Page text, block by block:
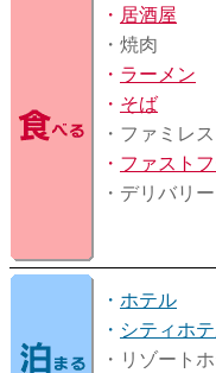
・ 居酒屋
・焼肉
・ ラーメン
・ そば
・ファミレス
・ ファスト
・デリバリー
・ ホテル
・ シティホ
・リゾート